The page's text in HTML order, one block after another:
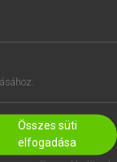
Összes süti
elfogadása